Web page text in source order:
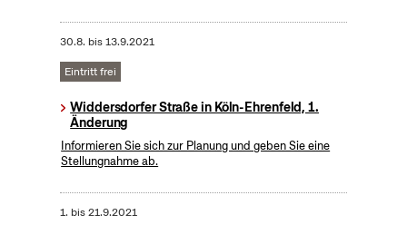
30.8. bis13.9.2021
Eintritt frei
Widdersdorfer Straße in Köln-Ehrenfeld, 1.
Änderung
Informieren Sie sich zur Planung und geben Sie eine
Stellungnahme ab.
1. bis21.9.2021